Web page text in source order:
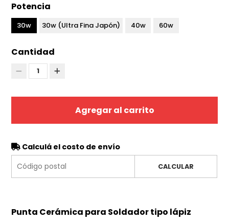
Potencia
30w 30w (Ultra Fina Japón) 40w 60w
Cantidad
1
Agregar al carrito
Calculá el costo de envío
CALCULAR
Punta Cerámica para Soldador tipo lápiz